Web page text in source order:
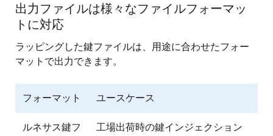
出力ファイルは様々なファイルフォーマッ
トに対応
ラッピングした鍵ファイルは、用途に合わせたフォー
マットで出力できます。
フォーマット ユースケース
ルネサス鍵フ
工場出荷時の鍵インジェクション